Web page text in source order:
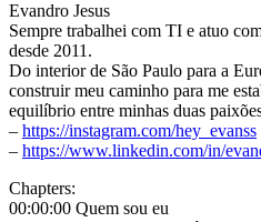
Evandro Jesus
Sempre trabalhei com TI e atuo
desde 2011.
Do interior de São Paulo para a
construir meu caminho para me
equilíbrio entre minhas duas
– https://instagram.com/hey_evanss
– https://www.linkedin.com/in/
Chapters:
00:00:00 Quem sou eu